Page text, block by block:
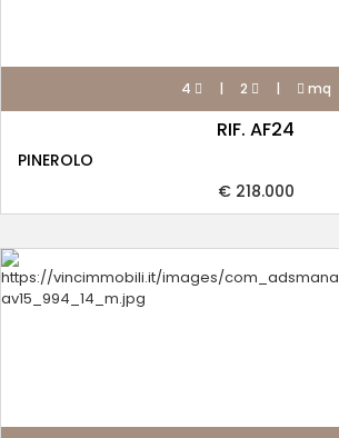
4 | 2 | mq
RIF. AF24
PINEROLO
€ 218.000